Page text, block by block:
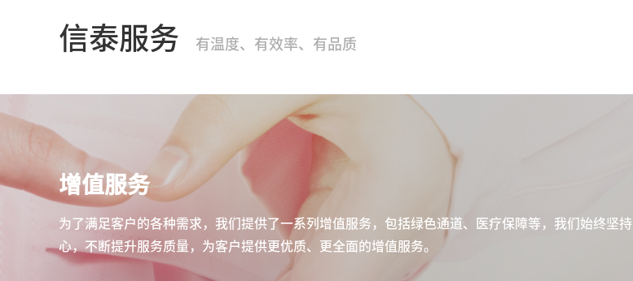
信泰服务 有温度、有效率、有品质
增值服务
为了满足客户的各种需求，我们提供了一系列增值服务，包括绿色通道、医疗保障等，我们始终坚
心，不断提升服务质量，为客户提供更优质、更全面的增值服务。